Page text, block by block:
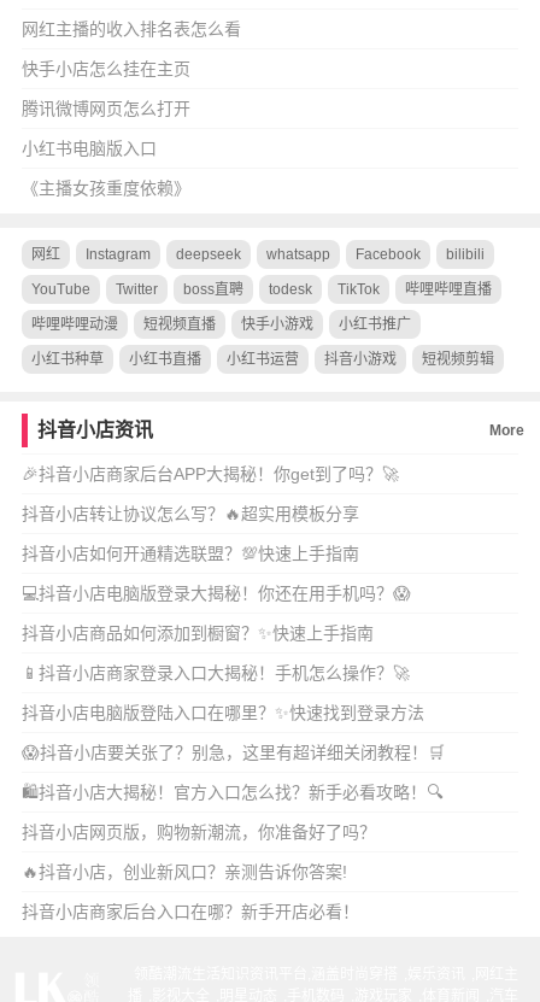
网红主播的收入排名表怎么看
快手小店怎么挂在主页
腾讯微博网页怎么打开
小红书电脑版入口
《主播女孩重度依赖》
网红 Instagram deepseek whatsapp Facebook bilibili
YouTube Twitter boss直聘 todesk TikTok 哔哩哔哩直播
哔哩哔哩动漫 短视频直播 快手小游戏 小红书推广
小红书种草 小红书直播 小红书运营 抖音小游戏 短视频剪辑
抖音小店资讯 More
🎉抖音小店商家后台APP大揭秘！你get到了吗？🚀
抖音小店转让协议怎么写？🔥超实用模板分享
抖音小店如何开通精选联盟？💯快速上手指南
💻抖音小店电脑版登录大揭秘！你还在用手机吗？😱
抖音小店商品如何添加到橱窗？✨快速上手指南
📱抖音小店商家登录入口大揭秘！手机怎么操作？🚀
抖音小店电脑版登陆入口在哪里？✨快速找到登录方法
😱抖音小店要关张了？别急，这里有超详细关闭教程！🛒
🛍️抖音小店大揭秘！官方入口怎么找？新手必看攻略！🔍
抖音小店网页版，购物新潮流，你准备好了吗？
🔥抖音小店，创业新风口？亲测告诉你答案!
抖音小店商家后台入口在哪？新手开店必看！